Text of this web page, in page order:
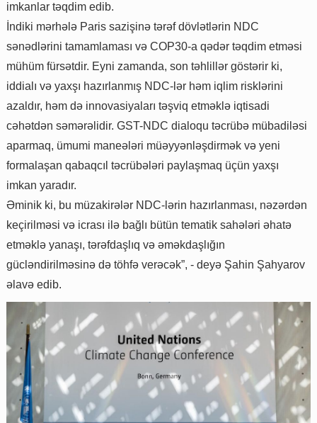
imkanlar təqdim edib.
İndiki mərhələ Paris sazişinə tərəf dövlətlərin NDC
sənədlərini tamamlaması və COP30-a qədər təqdim etməsi
mühüm fürsətdir. Eyni zamanda, son təhlillər göstərir ki,
iddialı və yaxşı hazırlanmış NDC-lər həm iqlim risklərini
azaldır, həm də innovasiyaları təşviq etməklə iqtisadi
cəhətdən səmərəlidir. GST-NDC dialoqu təcrübə mübadiləsi
aparmaq, ümumi maneələri müəyyənləşdirmək və yeni
formalaşan qabaqcıl təcrübələri paylaşmaq üçün yaxşı
imkan yaradır.
Əminik ki, bu müzakirələr NDC-lərin hazırlanması, nəzərdən
keçirilməsi və icrası ilə bağlı bütün tematik sahələri əhatə
etməklə yanaşı, tərəfdaşlıq və əməkdaşlığın
gücləndirilməsinə də töhfə verəcək”, - deyə Şahin Şahyarov
əlavə edib.